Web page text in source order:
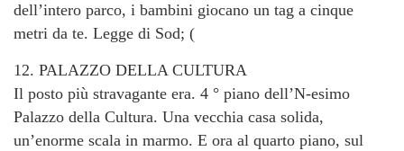
dell’intero parco, i bambini giocano un tag a cinque
metri da te. Legge di Sod; (
12. PALAZZO DELLA CULTURA
Il posto più stravagante era. 4 ° piano dell’N-esimo
Palazzo della Cultura. Una vecchia casa solida,
un’enorme scala in marmo. E ora al quarto piano, sul